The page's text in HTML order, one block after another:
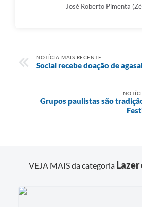
José Roberto Pimenta
NOTÍCIA MAIS RECENTE
Social recebe doação de
Grupos paulistas são
VEJA MAIS da categoria Lazer